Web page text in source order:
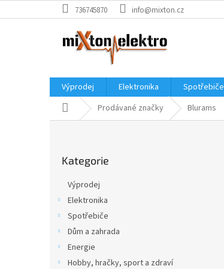
na
736745870 info@mixton.cz
Výprodej Elektronika Spotřebiče
Domů Prodávané značky Blurams
kategorie
Kategorie
Výprodej
Elektronika
Spotřebiče
Dům a zahrada
Energie
Hobby, hračky, sport a zdraví